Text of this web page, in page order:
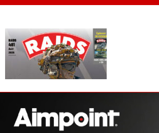
Panneau de gestion des cookies